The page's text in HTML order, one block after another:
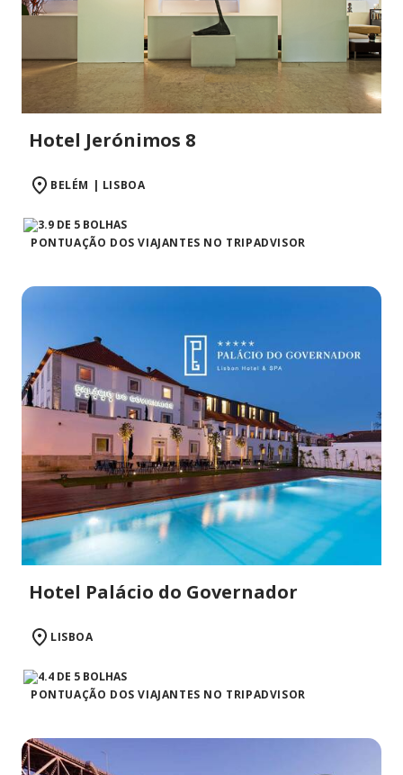
Hotel Jerónimos 8
BELÉM | LISBOA
PONTUAÇÃO DOS VIAJANTES NO TRIPADVISOR
Hotel Palácio do Governador
LISBOA
PONTUAÇÃO DOS VIAJANTES NO TRIPADVISOR